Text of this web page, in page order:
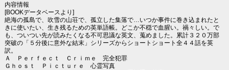
内容情報
[BOOKデータベースより]
絶海の孤島で、吹雪の山荘で、孤立した集落で…いつか事件に巻き込まれたと
きに使いたい、生き残るための英単語帳。どこか不穏で血腥い。禍々しい。で
も、ついつい先が読みたくなる不可思議な英文、蒐めました。累計３２０万部
突破の「５分後に意外な結末」シリーズからショートショート全４４話を英
訳。
Ａ Ｐｅｒｆｅｃｔ Ｃｒｉｍｅ 完全犯罪
Ｇｈｏｓｔ Ｐｉｃｔｕｒｅ 心霊写真